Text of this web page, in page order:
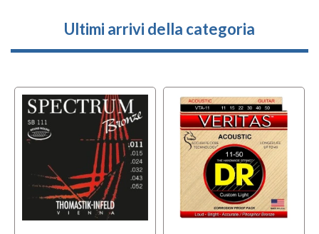
Ultimi arrivi della categoria